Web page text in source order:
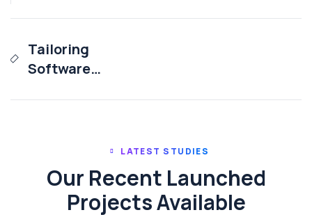
Tailoring
Software
LATEST STUDIES
Our Recent Launched
Projects Available